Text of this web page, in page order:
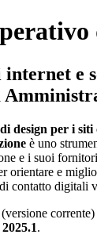
internet e
design per i siti
è uno
e i suoi
orientare e
contatto digitali
2025.1.